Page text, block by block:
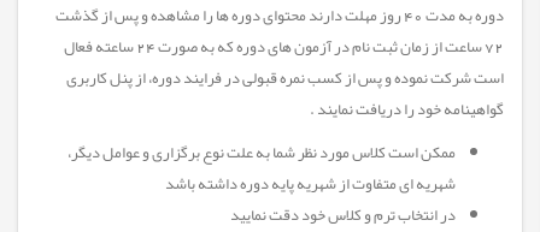
دوره به مدت 40 روز مهلت دارند محتوای دوره ها را مشاهده و پس از گذشت
72 ساعت از زمان ثبت نام در آزمون های دوره که به صورت 24 ساعته فعال
است شرکت نموده و پس از کسب نمره قبولی در فرایند دوره، از پنل کاربری
گواهینامه خود را دریافت نمایند .
ممکن است کلاس مورد نظر شما به علت نوع برگزاری و عوامل دیگر،
شهریه ای متفاوت از شهریه پایه دوره داشته باشد
در انتخاب ترم و کلاس خود دقت نمایید